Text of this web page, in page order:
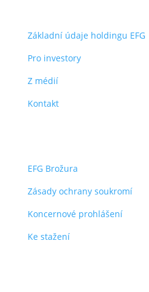
Základní údaje holdingu EFG
Pro investory
Z médií
Kontakt
EFG Brožura
Zásady ochrany soukromí
Koncernové prohlášení
Ke stažení